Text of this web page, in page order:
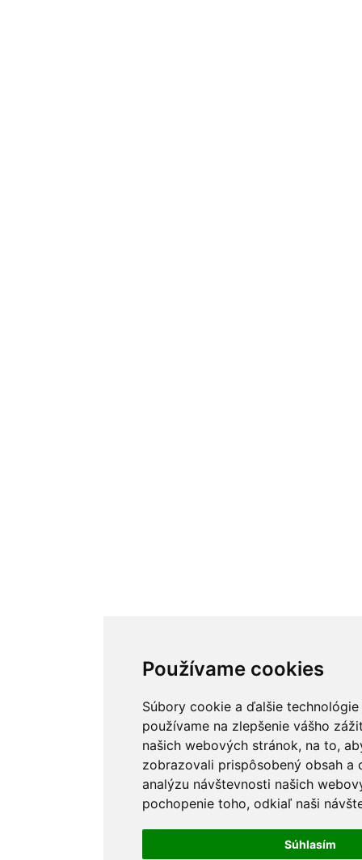
Používame cookies
Súbory cookie a ďalšie
používame na zlepšenie vášho
našich webových stránok, na to,
zobrazovali prispôsobený obsah a
analýzu návštevnosti našich
pochopenie toho, odkiaľ naši
Súhlasím